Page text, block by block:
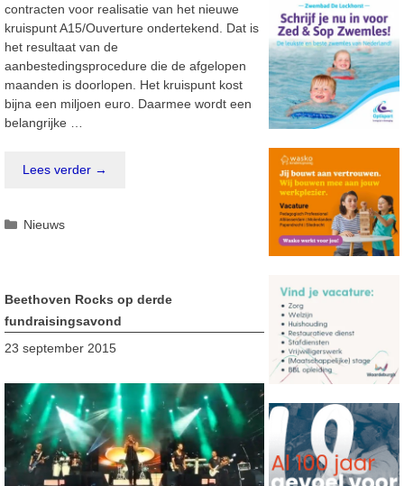
contracten voor realisatie van het nieuwe
kruispunt A15/Ouverture ondertekend. Dat is
het resultaat van de
aanbestedingsprocedure die de afgelopen
maanden is doorlopen. Het kruispunt kost
bijna een miljoen euro. Daarmee wordt een
belangrijke …
Lees verder →
Categorieën
Nieuws
Beethoven Rocks op derde
fundraisingsavond
23 september 2015